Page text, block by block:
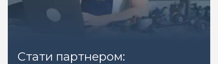
Стати партнером: